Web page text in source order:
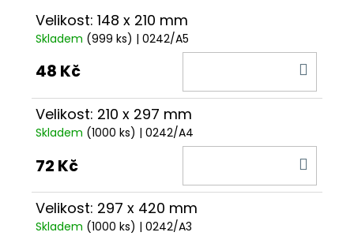
Velikost: 148 x 210 mm
Skladem (999 ks) | 0242/A5
48 Kč
Velikost: 210 x 297 mm
Skladem (1000 ks) | 0242/A4
72 Kč
Velikost: 297 x 420 mm
Skladem (1000 ks) | 0242/A3